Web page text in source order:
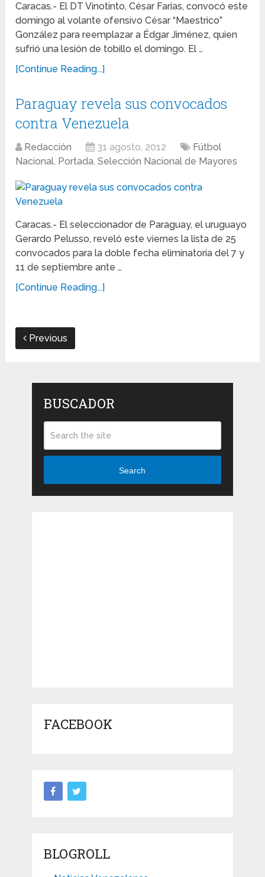
Caracas.- El DT Vinotinto, César Farías, convocó este
domingo al volante ofensivo César “Maestrico”
González para reemplazar a Édgar Jiménez, quien
sufrió una lesión de tobillo el domingo. El …
[Continue Reading...]
Paraguay revela sus convocados
contra Venezuela
Redacción 31 agosto, 2012
Fútbol
Nacional, Portada,Selección Nacional de Mayores
Caracas.- El seleccionador de Paraguay, el uruguayo
Gerardo Pelusso, reveló este viernes la lista de 25
convocados para la doble fecha eliminatoria del 7 y
11 de septiembre ante …
[Continue Reading...]
Previous
BUSCADOR
Search
FACEBOOK
BLOGROLL